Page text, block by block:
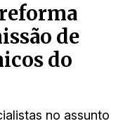
de
do
no assunto